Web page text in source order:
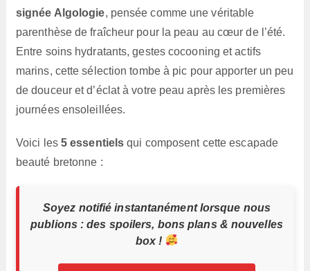
signée Algologie, pensée comme une véritable
parenthèse de fraîcheur pour la peau au cœur de l’été.
Entre soins hydratants, gestes cocooning et actifs
marins, cette sélection tombe à pic pour apporter un peu
de douceur et d’éclat à votre peau après les premières
journées ensoleillées.
Voici les 5 essentiels qui composent cette escapade
beauté bretonne :
Soyez notifié instantanément lorsque nous
publions : des spoilers, bons plans & nouvelles
box !